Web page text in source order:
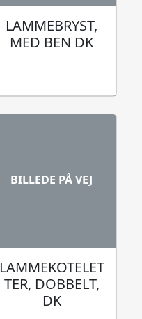
LAMMEBRYST,
MED BEN DK
BILLEDE PÅ VEJ
LAMMEKOTELET
TER, DOBBELT,
DK